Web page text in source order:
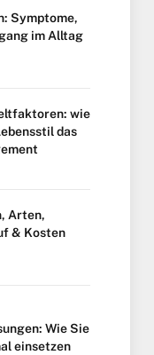
Symptome,
im Alltag
wie
das
Arten,
& Kosten
Wie Sie
einsetzen